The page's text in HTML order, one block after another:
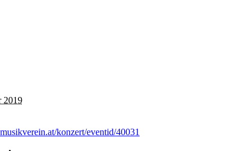
2019
konzert/eventid/40031